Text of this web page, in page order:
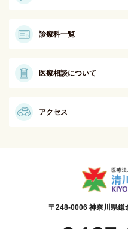
診療科一覧
医療相談について
アクセス
〒248-0006 神奈川県鎌